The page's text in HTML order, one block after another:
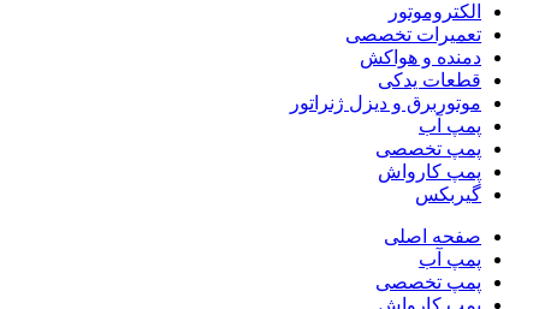
الکتروموتور
تعمیرات تخصصی
دمنده و هواکش
قطعات یدکی
موتوربرق و دیزل ژنراتور
پمپ آب
پمپ تخصصی
پمپ کارواش
گیربکس
صفحه اصلی
پمپ آب
پمپ تخصصی